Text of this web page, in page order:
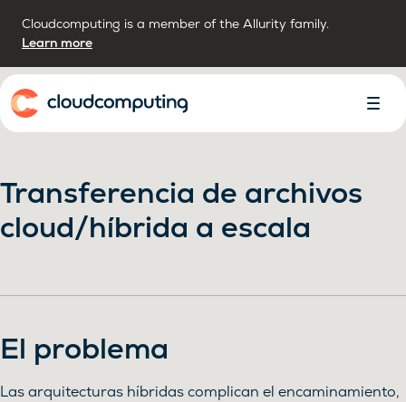
Cloudcomputing is a member of the Allurity family.
Learn more
Inicio
Menú
Transferencia de archivos
cloud/híbrida a escala
El problema
Las arquitecturas híbridas complican el encaminamiento,